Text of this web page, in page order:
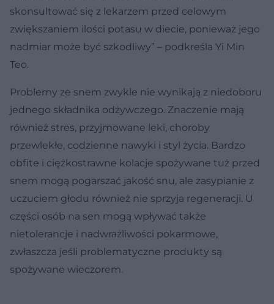
skonsultować się z lekarzem przed celowym
zwiększaniem ilości potasu w diecie, ponieważ jego
nadmiar może być szkodliwy” – podkreśla Yi Min
Teo.
Problemy ze snem zwykle nie wynikają z niedoboru
jednego składnika odżywczego. Znaczenie mają
również stres, przyjmowane leki, choroby
przewlekłe, codzienne nawyki i styl życia. Bardzo
obfite i ciężkostrawne kolacje spożywane tuż przed
snem mogą pogarszać jakość snu, ale zasypianie z
uczuciem głodu również nie sprzyja regeneracji. U
części osób na sen mogą wpływać także
nietolerancje i nadwrażliwości pokarmowe,
zwłaszcza jeśli problematyczne produkty są
spożywane wieczorem.